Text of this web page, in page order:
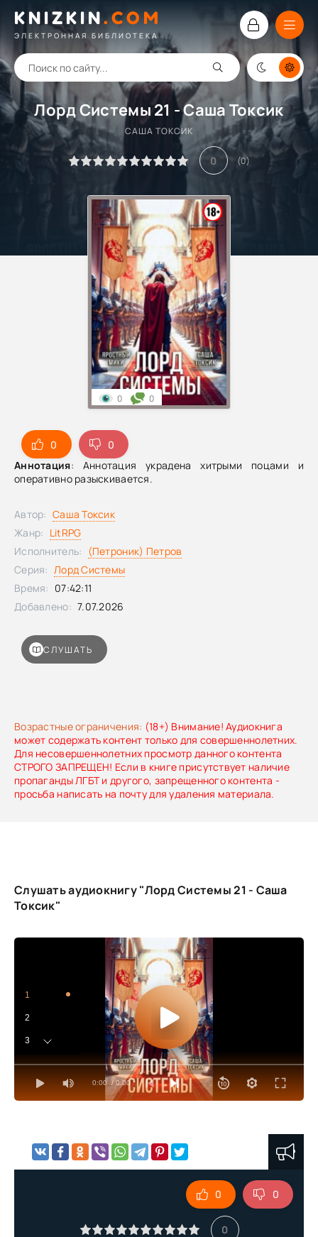
KNIZKIN.COM
ЭЛЕКТРОННАЯ БИБЛИОТЕКА
Лорд Системы 21 - Саша Токсик
САША ТОКСИК
0 (0)
0
0
Аннотация: Аннотация украдена хитрыми поцами и
оперативно разыскивается.
Возрастные ограничения: (18+) Внимание! Аудиокнига
может содержать контент только для совершеннолетних.
Для несовершеннолетних просмотр данного контента
СТРОГО ЗАПРЕЩЕН! Если в книге присутствует наличие
пропаганды ЛГБТ и другого, запрещенного контента -
просьба написать на почту для удаления материала.
0 0
СЛУШАТЬ
Автор: Саша Токсик
Жанр: LitRPG
Исполнитель:
(Петроник) Петров
Серия: Лорд Системы
Время: 07:42:11
Добавлено: 7.07.2026
Слушать аудиокнигу "Лорд Системы 21 - Саша
Токсик"
0:00 / 0:00
1
2
3
4
0
0 0